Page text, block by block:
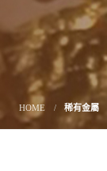
HOME 稀有金屬